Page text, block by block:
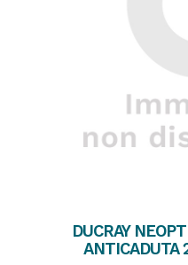
DUCRAY
ANTICADUTA